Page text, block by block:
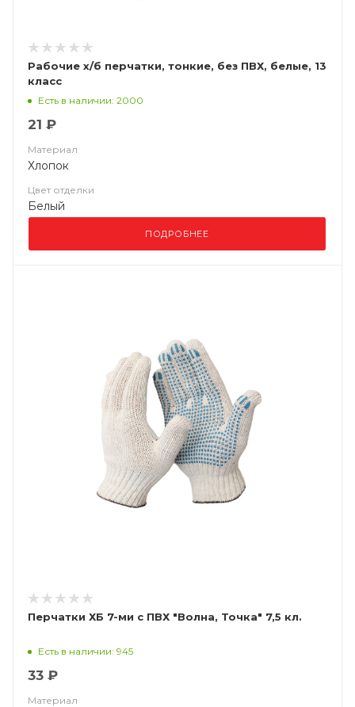
Рабочие х/б перчатки, тонкие, без ПВХ, белые, 13
класс
Есть в наличии: 2000
21 ₽
Материал
Хлопок
Цвет отделки
Белый
ПОДРОБНЕЕ
Перчатки ХБ 7-ми с ПВХ "Волна, Точка" 7,5 кл.
Есть в наличии: 945
33 ₽
Материал